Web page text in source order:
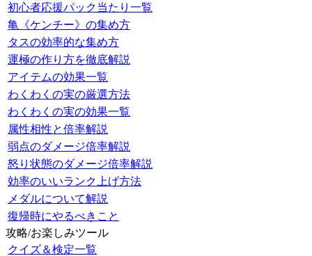
初心者応援パック当たり一覧
亀《ケンチー》の集め方
タスの効率的な集め方
運極の作り方を徹底解説
アイテムの効果一覧
わくわくの実の厳選方法
わくわくの実の効果一覧
属性相性と倍率解説
弱点のダメージ倍率解説
怒り状態のダメージ倍率解説
効率のいいランク上げ方法
メダルについて解説
復帰時にやるべきこと
攻略/お楽しみツール
クイズ＆検定一覧